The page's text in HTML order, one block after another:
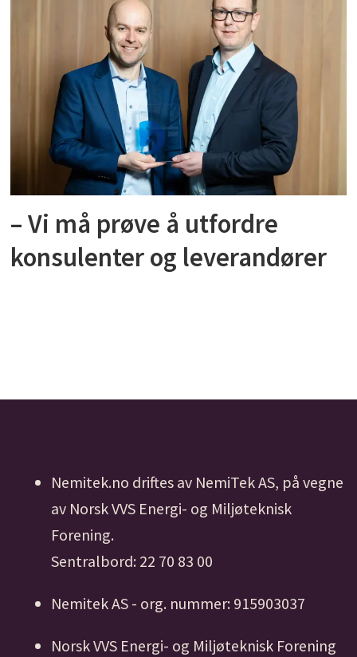
– Vi må prøve å utfordre
konsulenter og leverandører
Nemitek.no driftes av NemiTek AS, på vegne
av Norsk VVS Energi- og Miljøteknisk
Forening.
Sentralbord: 22 70 83 00
Nemitek AS - org. nummer: 915903037
Norsk VVS Energi- og Miljøteknisk Forening